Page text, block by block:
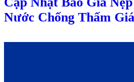
Nước Chống Thấm